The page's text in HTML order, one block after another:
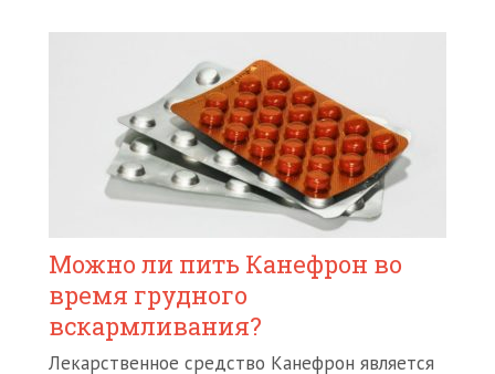
Можно ли пить Канефрон во
время грудного
вскармливания?
Лекарственное средство Канефрон является